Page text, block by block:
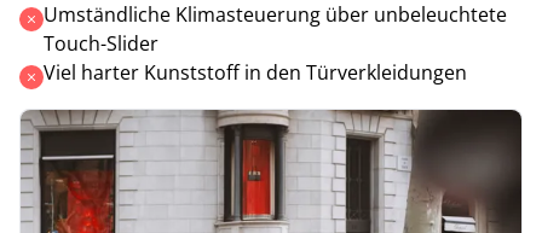
Umständliche Klimasteuerung über unbeleuchtete
Touch-Slider
Viel harter Kunststoff in den Türverkleidungen